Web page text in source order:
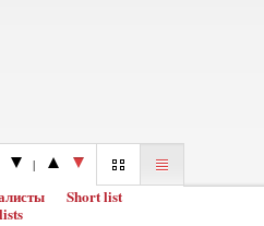
|
Short list